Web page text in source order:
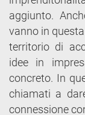
aggiunto.
vanno in
territorio di
idee in
concreto. In
chiamati a
connessione